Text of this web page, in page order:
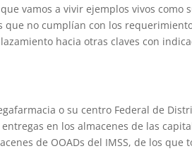
vamos a vivir ejemplos vivos como
que no cumplían con los
hacia otras claves con
o su centro Federal de
en los almacenes de las
de OOADs del IMSS, de los que